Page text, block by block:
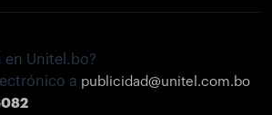
en Unitel.bo?
a publicidad@unitel.com.bo